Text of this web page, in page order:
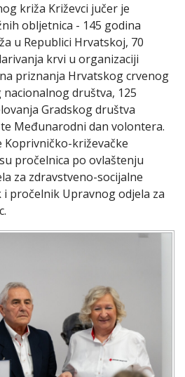
križa Križevci jučer je
obljetnica - 145 godina
u Republici Hrvatskoj, 70
krvi u organizaciji
priznanja Hrvatskog crvenog
društva, 125
Gradskog društva
Međunarodni dan volontera.
Koprivničko-križevačke
pročelnica po ovlaštenju
za zdravstveno-socijalne
pročelnik Upravnog odjela za